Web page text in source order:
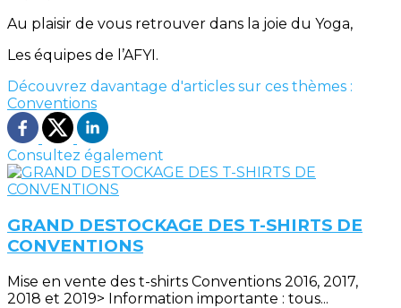
Au plaisir de vous retrouver dans la joie du Yoga,
Les équipes de l’AFYI.
Découvrez davantage d'articles sur ces thèmes :
Conventions
Consultez également
GRAND DESTOCKAGE DES T-SHIRTS DE
CONVENTIONS
Mise en vente des t-shirts Conventions 2016, 2017,
2018 et 2019> Information importante : tous...